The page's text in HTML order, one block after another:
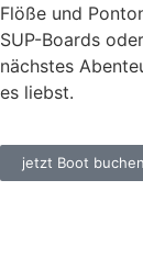
Flöße und
SUP-Boards
nächstes
es liebst.
jetzt Boot buchen